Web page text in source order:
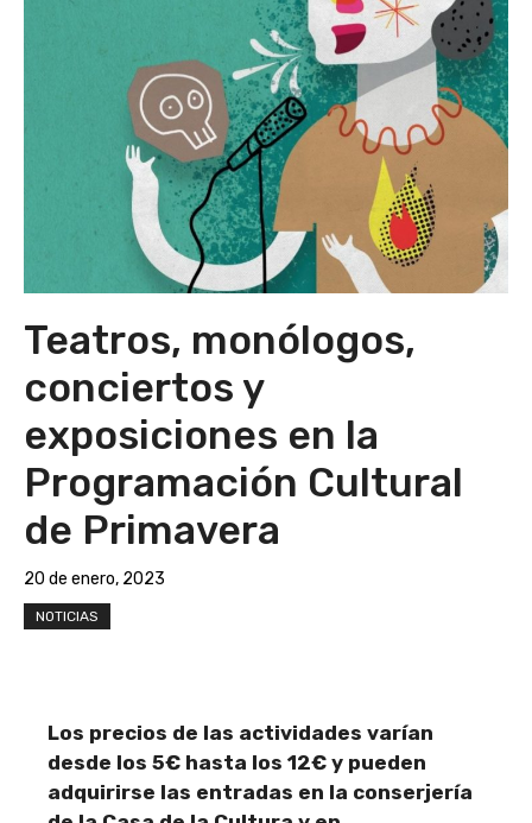
Teatros, monólogos,
conciertos y
exposiciones en la
Programación Cultural
de Primavera
20 de enero, 2023
NOTICIAS
Los precios de las actividades varían
desde los 5€ hasta los 12€ y pueden
adquirirse las entradas en la conserjería